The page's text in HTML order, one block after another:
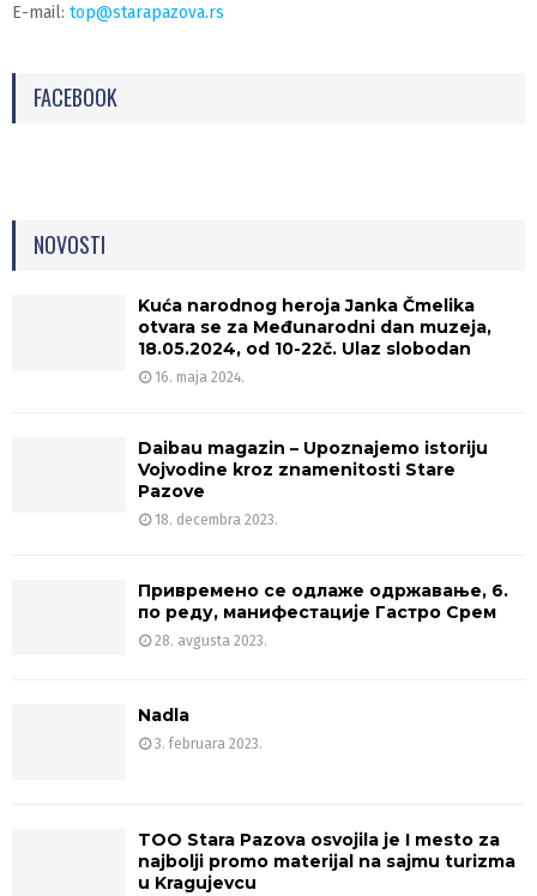
E-mail: top@starapazova.rs
FACEBOOK
NOVOSTI
Kuća narodnog heroja Janka Čmelika
otvara se za Međunarodni dan muzeja,
18.05.2024, od 10-22č. Ulaz slobodan
16. maja 2024.
Daibau magazin – Upoznajemo istoriju
Vojvodine kroz znamenitosti Stare
Pazove
18. decembra 2023.
Привремено се одлаже одржавање, 6.
по реду, манифестације Гастро Срем
28. avgusta 2023.
Nadla
3. februara 2023.
TOO Stara Pazova osvojila je I mesto za
najbolji promo materijal na sajmu turizma
u Kragujevcu